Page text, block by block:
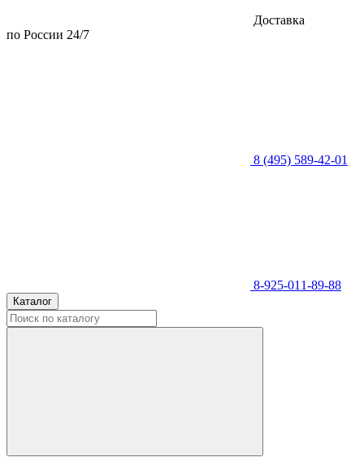
Доставка
по России 24/7
8 (495) 589-42-01
8-925-011-89-88
Каталог